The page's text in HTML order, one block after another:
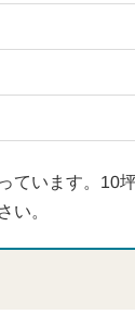
ています。10
い。